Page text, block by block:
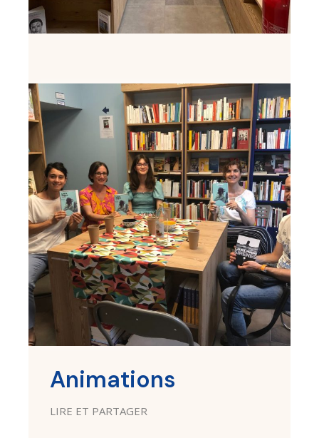
Animations
LIRE ET PARTAGER